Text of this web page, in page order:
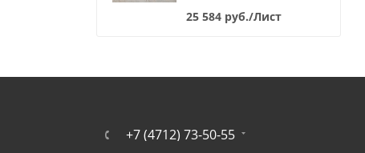
25 584 руб./Лист
+7 (4712) 73-50-55